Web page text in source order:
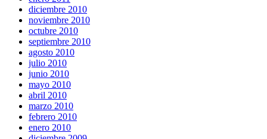
diciembre 2010
noviembre 2010
octubre 2010
septiembre 2010
agosto 2010
julio 2010
junio 2010
mayo 2010
abril 2010
marzo 2010
febrero 2010
enero 2010